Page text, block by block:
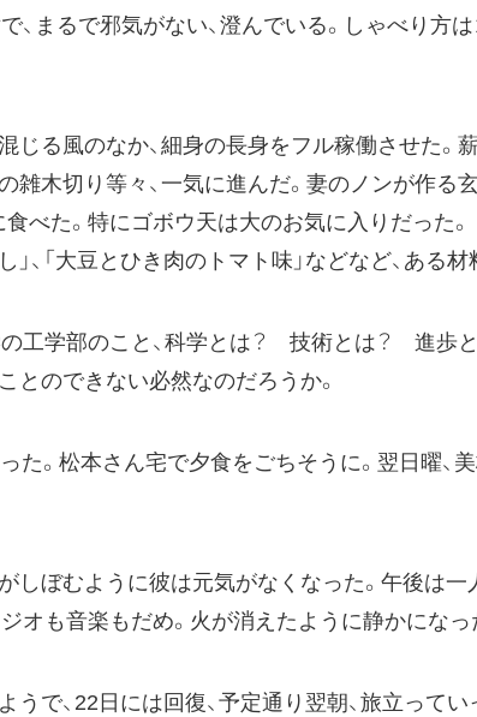
、まるで邪気がない、澄んでいる。しゃべり
じる風のなか、細身の長身をフル稼働させた。
雑木切り等々、一気に進んだ。妻のノンが作る
た。特にゴボウ天は大のお気に入りだった。
」、「大豆とひき肉のトマト味」などなど、あ
工学部のこと、科学とは？ 技術とは？ 進歩
とのできない必然なのだろうか。
った。松本さん宅で夕食をごちそうに。翌日
ぼむように彼は元気がなくなった。午後は一
オも音楽もだめ。火が消えたように静かになっ
で、22日には回復、予定通り翌朝、旅立ってい